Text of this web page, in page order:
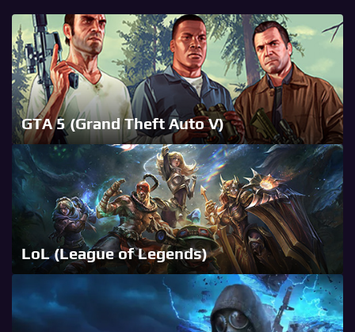
GTA 5 (Grand Theft Auto V)
LoL (League of Legends)